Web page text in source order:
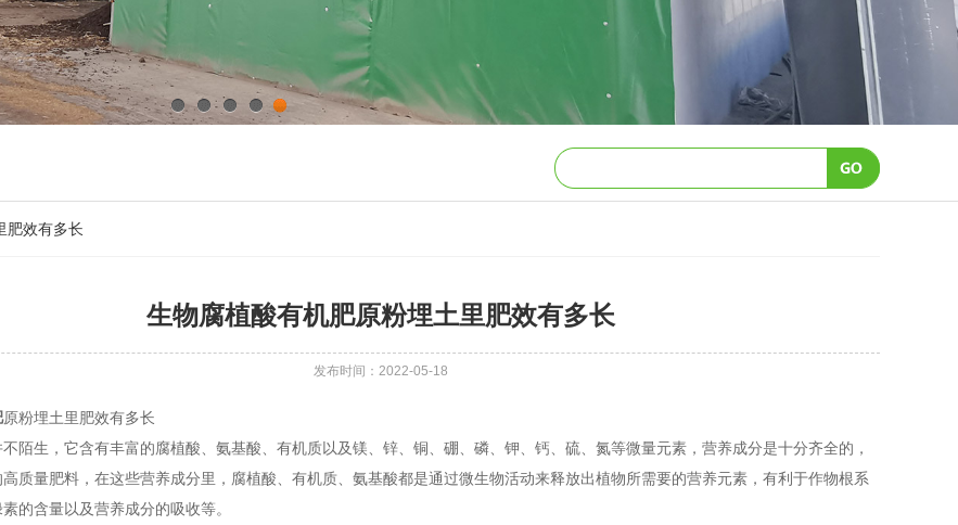
1 2 4 5
肥效有多长
生物腐植酸有机肥原粉埋土里肥效有多长
发布时间：2022-05-18
原粉埋土里肥效有多长
陌生，它含有丰富的腐植酸、氨基酸、有机质以及镁、锌、铜、硼、磷、钾、钙、硫、氮等微量元素，营养成分是十分齐全的，
质量肥料，在这些营养成分里，腐植酸、有机质、氨基酸都是通过微生物活动来释放出植物所需要的营养元素，有利于作物根系
的含量以及营养成分的吸收等。